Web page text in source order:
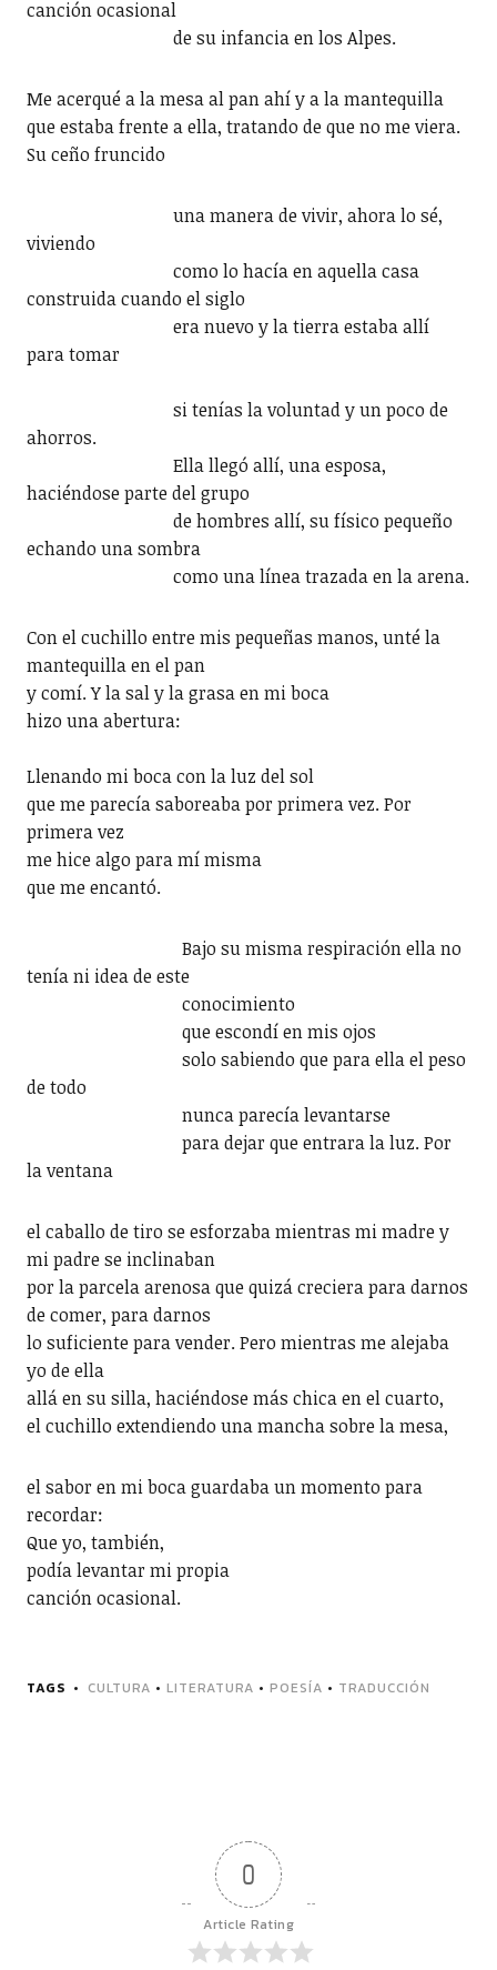
canción ocasional
de su infancia en los Alpes.
Me acerqué a la mesa al pan ahí y a la mantequilla
que estaba frente a ella, tratando de que no me viera.
Su ceño fruncido
una manera de vivir, ahora lo sé,
viviendo
como lo hacía en aquella casa
construida cuando el siglo
era nuevo y la tierra estaba allí
para tomar
si tenías la voluntad y un poco de
ahorros.
Ella llegó allí, una esposa,
haciéndose parte del grupo
de hombres allí, su físico pequeño
echando una sombra
como una línea trazada en la arena.
Con el cuchillo entre mis pequeñas manos, unté la
mantequilla en el pan
y comí. Y la sal y la grasa en mi boca
hizo una abertura:
Llenando mi boca con la luz del sol
que me parecía saboreaba por primera vez. Por
primera vez
me hice algo para mí misma
que me encantó.
Bajo su misma respiración ella no
tenía ni idea de este
conocimiento
que escondí en mis ojos
solo sabiendo que para ella el peso
de todo
nunca parecía levantarse
para dejar que entrara la luz. Por
la ventana
el caballo de tiro se esforzaba mientras mi madre y
mi padre se inclinaban
por la parcela arenosa que quizá creciera para darnos
de comer, para darnos
lo suficiente para vender. Pero mientras me alejaba
yo de ella
allá en su silla, haciéndose más chica en el cuarto,
el cuchillo extendiendo una mancha sobre la mesa,
el sabor en mi boca guardaba un momento para
recordar:
Que yo, también,
podía levantar mi propia
canción ocasional.
TAGS CULTURA • LITERATURA • POESÍA • TRADUCCIÓN
0
Article Rating